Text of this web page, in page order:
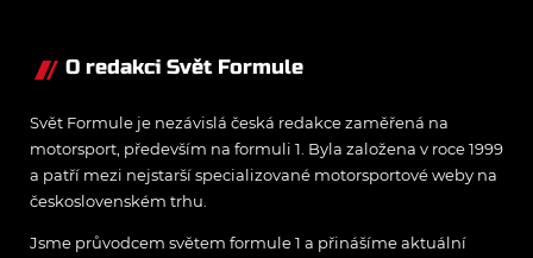
O redakci Svět Formule
Svět Formule je nezávislá česká redakce zaměřená na
motorsport, především na formuli 1. Byla založena v roce 1999
a patří mezi nejstarší specializované motorsportové weby na
československém trhu.
Jsme průvodcem světem formule 1 a přinášíme aktuální